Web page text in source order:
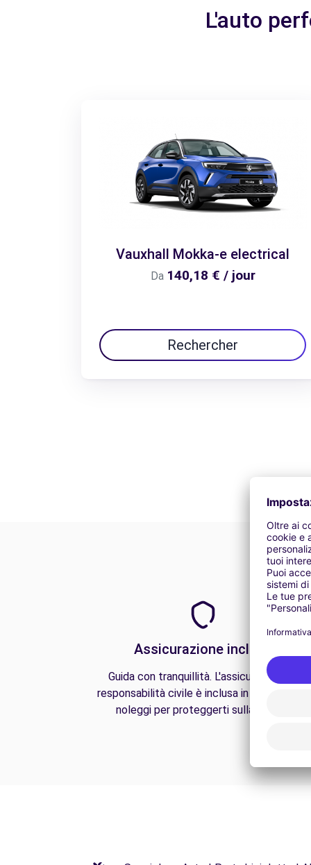
L'auto
Vauxhall Mokka-e electrical
Da 140,18 € / jour
Rechercher
Assicurazione inclusa
Guida con tranquillità. L'assicurazione di
responsabilità civile è inclusa in tutti i nostri
noleggi per proteggerti sulla strada.